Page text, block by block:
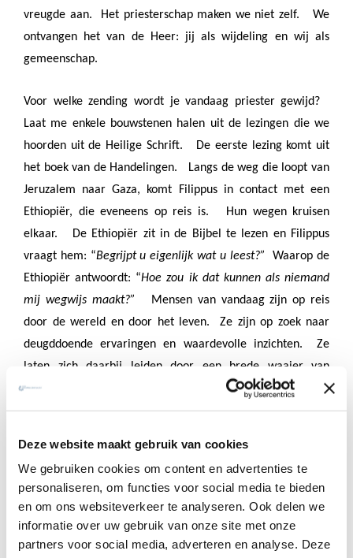
Deze website maakt gebruik van cookies
We gebruiken cookies om content en advertenties te
personaliseren, om functies voor social media te bieden
en om ons websiteverkeer te analyseren. Ook delen we
informatie over uw gebruik van onze site met onze
partners voor social media, adverteren en analyse. Deze
vreugde aan.
Het priesterschap maken we niet zelf.
We
ontvangen het van de Heer: jij als wijdeling en wij als
gemeenschap.
Voor welke zending wordt je vandaag priester gewijd?
Laat me enkele bouwstenen halen uit de lezingen die we
hoorden uit de Heilige Schrift.
De eerste lezing komt uit
het boek van de Handelingen.
Langs de weg die loopt van
Jeruzalem naar Gaza, komt Filippus in contact met een
Ethiopiër, die eveneens op reis is.
Hun wegen kruisen
elkaar.
De Ethiopiër zit in de Bijbel te lezen en Filippus
vraagt hem: “Begrijpt u eigenlijk wat u leest?”
Waarop de
Ethiopiër antwoordt: “Hoe zou ik dat kunnen als niemand
mij wegwijs maakt?”
Mensen van vandaag zijn op reis
door de wereld en door het leven.
Ze zijn op zoek naar
deugddoende ervaringen en waardevolle inzichten.
Ze
laten zich daarbij leiden door een brede waaier van
opiniemakers.
De ouderen onder ons bladeren ’s morgens
door een volle krant; de jongeren surfen meermaals per
gebied kun je vele boeken vinden en sites openen. Aan
ieder van ons zou Filippus kunnen vragen: “Begrijpt u
ervaart en meemaakt?
Weet je waarvoor of voor wie je
leeft?
Besef je wat jouw hart en Gods hart met elkaar